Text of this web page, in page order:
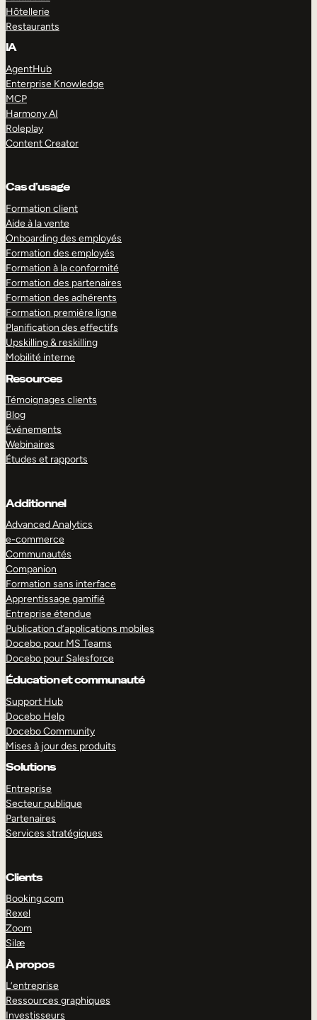
Hôtellerie
Restaurants
IA
AgentHub
Enterprise Knowledge
MCP
Harmony AI
Roleplay
Content Creator
Cas d’usage
Formation client
Aide à la vente
Onboarding des employés
Formation des employés
Formation à la conformité
Formation des partenaires
Formation des adhérents
Formation première ligne
Planification des effectifs
Upskilling & reskilling
Mobilité interne
Resources
Témoignages clients
Blog
Événements
Webinaires
Études et rapports
Additionnel
Advanced Analytics
e-commerce
Communautés
Companion
Formation sans interface
Apprentissage gamifié
Entreprise étendue
Publication d’applications mobiles
Docebo pour MS Teams
Docebo pour Salesforce
Éducation et communauté
Support Hub
Docebo Help
Docebo Community
Mises à jour des produits
Solutions
Entreprise
Secteur publique
Partenaires
Services stratégiques
Clients
Booking.com
Rexel
Zoom
Silæ
À propos
L’entreprise
Ressources graphiques
Investisseurs